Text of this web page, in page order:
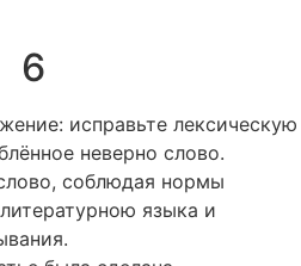
6
исправьте лексическую
неверно слово.
соблюдая нормы
языка и